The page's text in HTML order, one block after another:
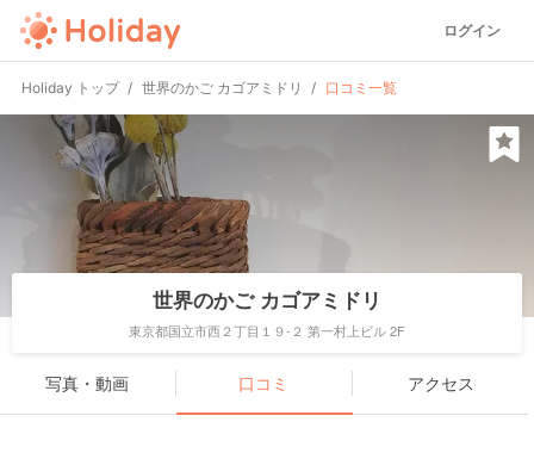
ログイン
Holiday トップ 世界のかご カゴアミドリ 口コミ一覧
世界のかご カゴアミドリ
東京都国立市西２丁目１９-２ 第一村上ビル 2F
写真・動画 口コミ アクセス